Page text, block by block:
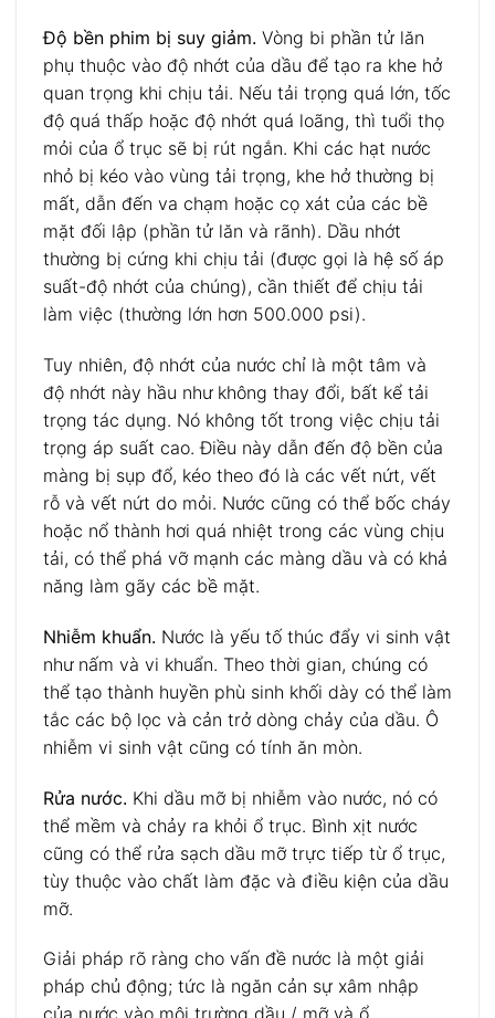
Độ bền phim bị suy giảm. Vòng bi phần tử lăn
phụ thuộc vào độ nhớt của dầu để tạo ra khe hở
quan trọng khi chịu tải. Nếu tải trọng quá lớn, tốc
độ quá thấp hoặc độ nhớt quá loãng, thì tuổi thọ
mỏi của ổ trục sẽ bị rút ngắn. Khi các hạt nước
nhỏ bị kéo vào vùng tải trọng, khe hở thường bị
mất, dẫn đến va chạm hoặc cọ xát của các bề
mặt đối lập (phần tử lăn và rãnh). Dầu nhớt
thường bị cứng khi chịu tải (được gọi là hệ số áp
suất-độ nhớt của chúng), cần thiết để chịu tải
làm việc (thường lớn hơn 500.000 psi).
Tuy nhiên, độ nhớt của nước chỉ là một tâm và
độ nhớt này hầu như không thay đổi, bất kể tải
trọng tác dụng. Nó không tốt trong việc chịu tải
trọng áp suất cao. Điều này dẫn đến độ bền của
màng bị sụp đổ, kéo theo đó là các vết nứt, vết
rỗ và vết nứt do mỏi. Nước cũng có thể bốc cháy
hoặc nổ thành hơi quá nhiệt trong các vùng chịu
tải, có thể phá vỡ mạnh các màng dầu và có khả
năng làm gãy các bề mặt.
Nhiễm khuẩn. Nước là yếu tố thúc đẩy vi sinh vật
như nấm và vi khuẩn. Theo thời gian, chúng có
thể tạo thành huyền phù sinh khối dày có thể làm
tắc các bộ lọc và cản trở dòng chảy của dầu. Ô
nhiễm vi sinh vật cũng có tính ăn mòn.
Rửa nước. Khi dầu mỡ bị nhiễm vào nước, nó có
thể mềm và chảy ra khỏi ổ trục. Bình xịt nước
cũng có thể rửa sạch dầu mỡ trực tiếp từ ổ trục,
tùy thuộc vào chất làm đặc và điều kiện của dầu
mỡ.
Giải pháp rõ ràng cho vấn đề nước là một giải
pháp chủ động; tức là ngăn cản sự xâm nhập